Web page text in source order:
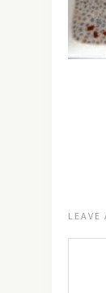
LEAVE